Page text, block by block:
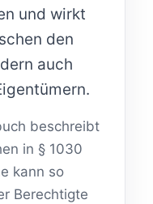
und wirkt
den
auch
beschreibt
in § 1030
kann so
Berechtigte